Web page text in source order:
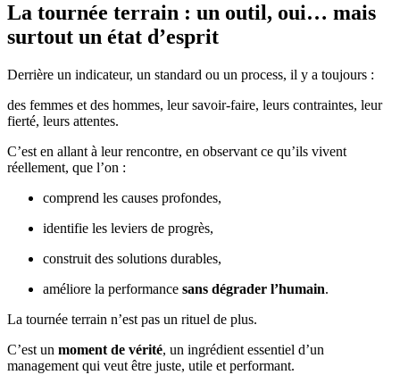
La tournée terrain : un outil, oui… mais
surtout un état d’esprit
Derrière un indicateur, un standard ou un process, il y a toujours :
des femmes et des hommes, leur savoir-faire, leurs contraintes, leur
fierté, leurs attentes.
C’est en allant à leur rencontre, en observant ce qu’ils vivent
réellement, que l’on :
comprend les causes profondes,
identifie les leviers de progrès,
construit des solutions durables,
améliore la performance sans dégrader l’humain.
La tournée terrain n’est pas un rituel de plus.
C’est un moment de vérité, un ingrédient essentiel d’un
management qui veut être juste, utile et performant.